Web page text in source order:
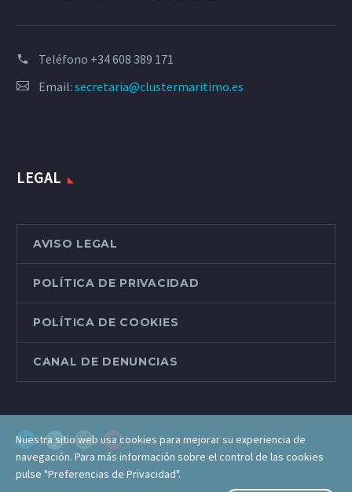
Teléfono +34 608 389 171
Email: secretaria@clustermaritimo.es
LEGAL
AVISO LEGAL
POLÍTICA DE PRIVACIDAD
POLÍTICA DE COOKIES
CANAL DE DENUNCIAS
Nuestra sitio web usa cookies para mejorar su experiencia de
navegación. Para más información sobre el control de las cookies
pulse "Preferencias de Privacidad".